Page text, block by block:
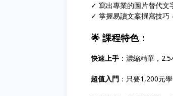
✓ 寫出專業的圖片替代
✓ 掌握易讀文案撰寫技巧
🌟 課程特色：
快速上手 ：濃縮精華，
超值入門 ：只要1,200元